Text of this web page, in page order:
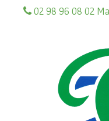
02 98 96 08 02